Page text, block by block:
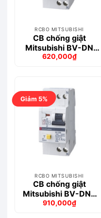
RCBO MITSUBISHI
CB chống giật
Mitsubishi BV-DN
1PN 20A 300mA
Giá
620,000₫
Giá
620,000₫.
Giảm 5%
RCBO MITSUBISHI
CB chống giật
Mitsubishi BV-DN6
1PN 10A 300MA 6kA
Giá
910,000₫
Giá